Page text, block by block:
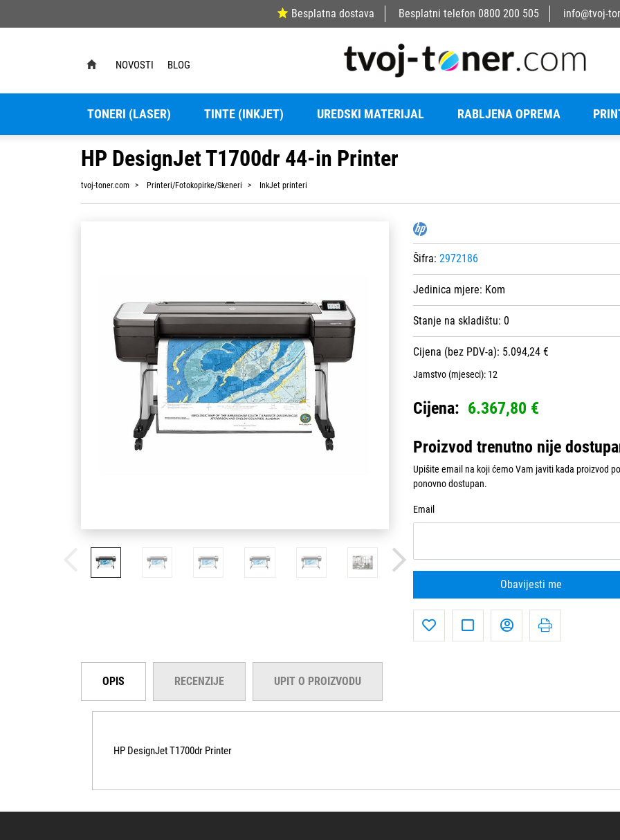
Besplatna dostava Besplatni telefon 0800 200 505 info@tvoj-
NOVOSTI BLOG
TONERI (LASER) TINTE (INKJET) UREDSKI MATERIJAL RABLJENA OPREMA
HP DesignJet T1700dr 44-in Printer
tvoj-toner.com Printeri/Fotokopirke/Skeneri InkJet printeri
Šifra: 2972186
Jedinica mjere: Kom
Stanje na skladištu: 0
Cijena (bez PDV-a): 5.094,24 €
Jamstvo (mjeseci): 12
Cijena: 6.367,80 €
Proizvod trenutno nije
Upišite email na koji ćemo Vam javiti kada proizvod
ponovno dostupan.
Email
Obavijesti me
OPIS RECENZIJE UPIT O PROIZVODU
HP DesignJet T1700dr Printer